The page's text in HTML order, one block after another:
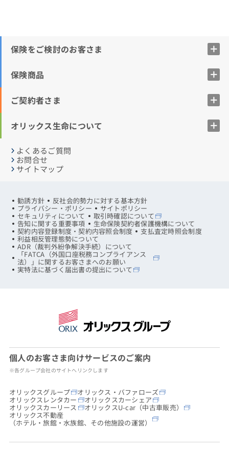
保険をご検討のお客さま
保険商品
ご契約者さま
オリックス生命について
よくあるご質問
お問合せ
サイトマップ
勧誘方針 反社会的勢力に対する基本方針
プライバシー・ポリシー サイトポリシー
セキュリティについて 取引時確認について
告知に関する重要事項 生命保険契約者保護機構について
契約内容登録制度・契約内容照会制度 支払査定時照会制度
利益相反管理態勢について
ADR（裁判外紛争解決手続）について
「FATCA（外国口座税務コンプライアンス
法）」に関するお客さまへのお願い
実特法に基づく届出書の提出について
個人のお客さま向けサービスのご案内
※各グループ会社のサイトへリンクします
オリックスグループ オリックス・バファローズ
オリックスレンタカー オリックスカーシェア
オリックスカーリース オリックスU-car（中古車販売）
オリックス不動産
（ホテル・旅館・水族館、その他施設の運営）